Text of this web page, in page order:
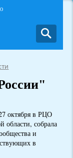
октября в РЦО
области, собрала
и
в